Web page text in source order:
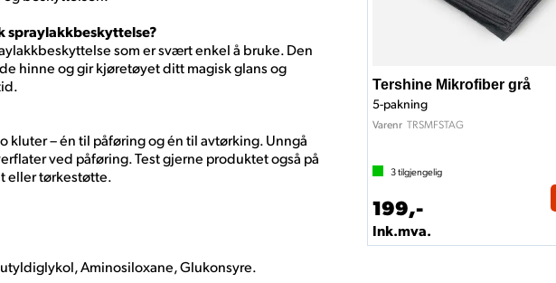
spraylakkbeskyttelse?
som er svært enkel å bruke. Den
hinne og gir kjøretøyet ditt magisk glans og
kluter – én til påføring og én til avtørking. Unngå
ved påføring. Test gjerne produktet også på
eller tørkestøtte.
Aminosiloxane, Glukonsyre.
Tershine Mikrofiber grå
5-pakning
Varenr TRSMFSTAG
3tilgjengelig
199,-
Ink.mva.